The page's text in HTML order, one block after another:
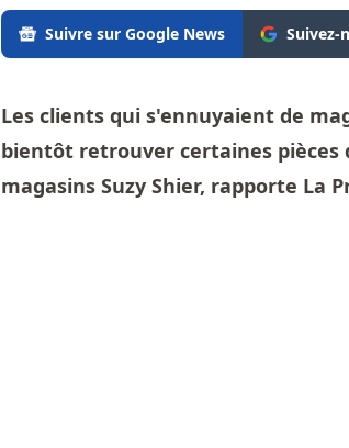
Suivre sur Google News Suivez-
Les clients qui s'ennuyaient de
bientôt retrouver certaines pièces
magasins Suzy Shier, rapporte La